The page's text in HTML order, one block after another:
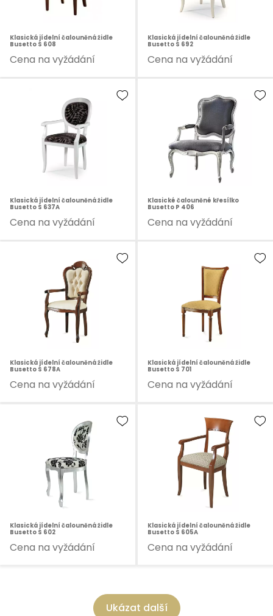
Klasická jídelní čalouněná židle
Busetto S 608
Cena na vyžádání
Klasická jídelní čalouněná židle
Busetto S 692
Cena na vyžádání
Klasická jídelní čalouněná židle
Busetto S 637A
Cena na vyžádání
Klasické čalouněné křesílko
Busetto P 406
Cena na vyžádání
Klasická jídelní čalouněná židle
Busetto S 678A
Cena na vyžádání
Klasická jídelní čalouněná židle
Busetto S 701
Cena na vyžádání
Klasická jídelní čalouněná židle
Busetto S 602
Cena na vyžádání
Klasická jídelní čalouněná židle
Busetto S 605A
Cena na vyžádání
Ukázat další